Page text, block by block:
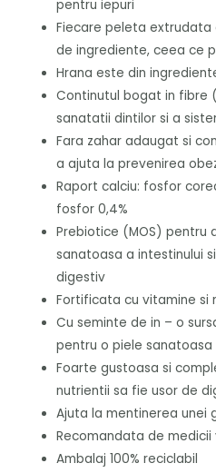
pentru iepuri
Fiecare peleta
de ingrediente, ceea ce
Hrana este din
Continutul bogat in fibre
sanatatii dintilor si a
Fara zahar adaugat si
a ajuta la prevenirea
Raport calciu: fosfor
fosfor 0,4%
Prebiotice (MOS) pentru
sanatoasa a intestinului
digestiv
Fortificata cu vitamine si
Cu seminte de in – o
pentru o piele
Foarte gustoasa si
nutrientii sa fie usor de
Ajuta la mentinerea unei
Recomandata de
Ambalaj 100% reciclabil